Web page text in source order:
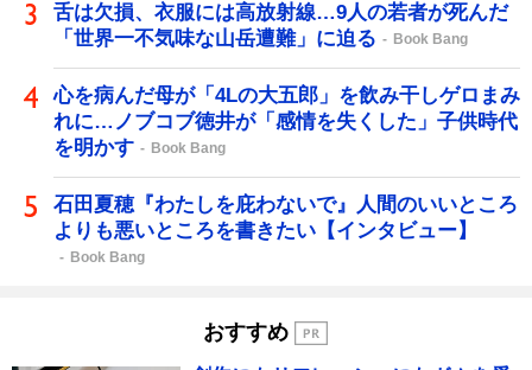
舌は欠損、衣服には高放射線…9人の若者が死んだ
「世界一不気味な山岳遭難」に迫る
Book Bang
心を病んだ母が「4Lの大五郎」を飲み干しゲロまみ
れに…ノブコブ徳井が「感情を失くした」子供時代
を明かす
Book Bang
石田夏穂『わたしを庇わないで』人間のいいところ
よりも悪いところを書きたい【インタビュー】
Book Bang
おすすめ